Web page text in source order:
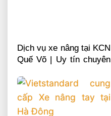
Dịch vụ xe nâng tại KCN
Quế Võ | Uy tín chuyên